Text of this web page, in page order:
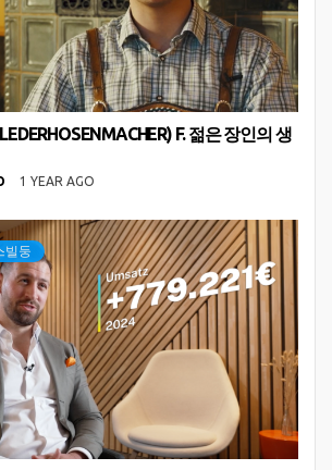
F. 젊은 장인의 생
1 YEAR AGO
빌둥